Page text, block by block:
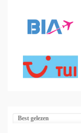
Best gelezen